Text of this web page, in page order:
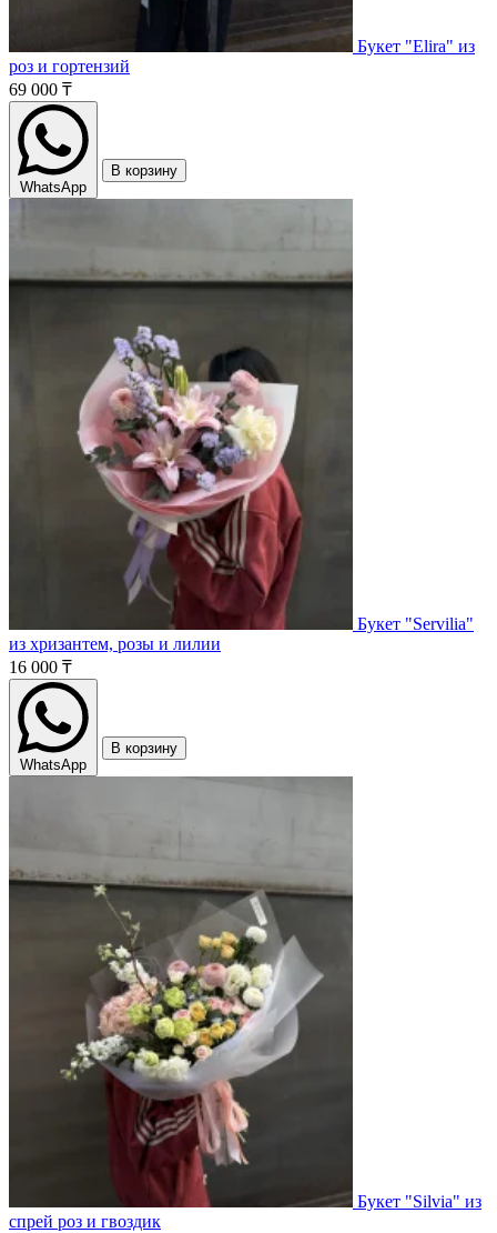
Букет "Elira" из
роз и гортензий
69 000 ₸
WhatsApp
В корзину
Букет "Servilia"
из хризантем, розы и лилии
16 000 ₸
WhatsApp
В корзину
Букет "Silvia" из
спрей роз и гвоздик